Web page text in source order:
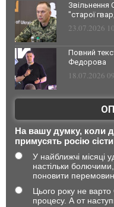
Звільнення
"старої
23.07.2026
Повний
Федорова
18.07.2026
На вашу думку, коли
примусять росію
У найближчі місяці
настільки
поновити
Цього року не
процесу. А от